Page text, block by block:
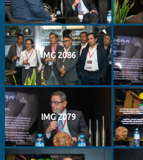
IMG 2086
IMG 2079